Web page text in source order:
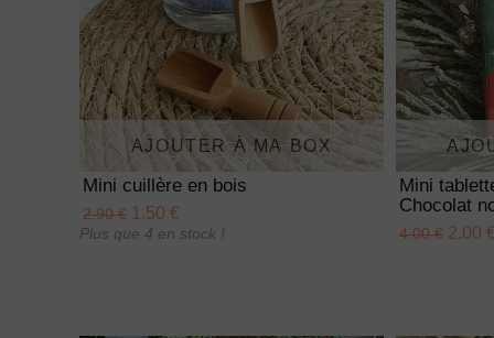
AJOUTER À MA BOX
Mini cuillère en bois
2.90 € 1.50 €
Plus que 4 en stock !
Mini
Chocolat
4.00 €2.00 €